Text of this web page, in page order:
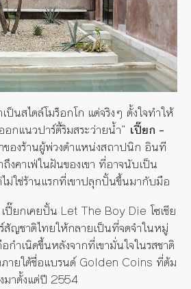
ป็นสไตล์โมร็อกโก แต่จริงๆ ตั้งใจทำให้
กแนวปาร์ตี้ริมสระว่ายน้ำ” เปี๊ยก –
ของร้านผู้พ่วงตำแหน่งสถาปนิก อินที
ถึงคาเฟ่ในฝันของเขา ที่อาจนับเป็น
ม่ใช่ร้านแรกที่เขาปลุกปั้นขึ้นมากับมือ
ยกเคยปั้น Let The Boy Die โซเชีย
สัญชาติไทยให้กลายเป็นที่จดจำในหมู่
ำเนิดขึ้นหลังจากที่เขามั่นใจในรสชาติ
ภายใต้ชื่อแบรนด์ Golden Coins ที่ต้ม
มาตั้งแต่ปี 2554